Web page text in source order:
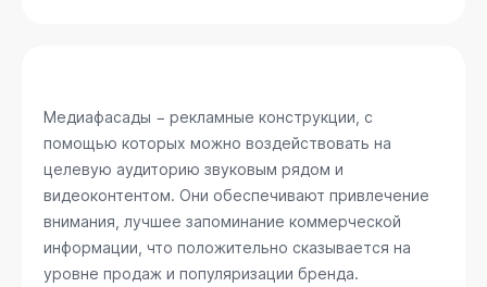
Медиафасады − рекламные конструкции, с
помощью которых можно воздействовать на
целевую аудиторию звуковым рядом и
видеоконтентом. Они обеспечивают привлечение
внимания, лучшее запоминание коммерческой
информации, что положительно сказывается на
уровне продаж и популяризации бренда.